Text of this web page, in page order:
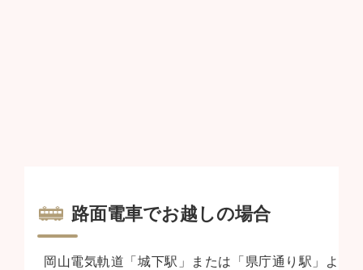
路面電車でお越しの場合
岡山電気軌道「城下駅」または「県庁通り駅」よ